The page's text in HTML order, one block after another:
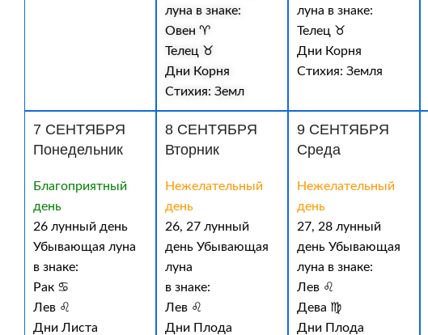
луна в знаке:
Овен ♈
Телец ♉
Дни Корня
Стихия: Земл
луна в знаке:
Телец ♉
Дни Корня
Стихия: Земля
7 СЕНТЯБРЯ
Понедельник
Благоприятный
день
26 лунный день
Убывающая луна
в знаке:
Рак ♋
Лев ♌
Дни Листа
8 СЕНТЯБРЯ
Вторник
Нежелательный
день
26, 27 лунный
день Убывающая
луна
в знаке:
Лев ♌
Дни Плода
9 СЕНТЯБРЯ
Среда
Нежелательный
день
27, 28 лунный
день Убывающая
луна в знаке:
Лев ♌
Дева ♍
Дни Плода